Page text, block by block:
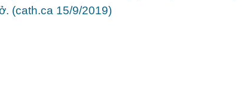
(cath.ca 15/9/2019)